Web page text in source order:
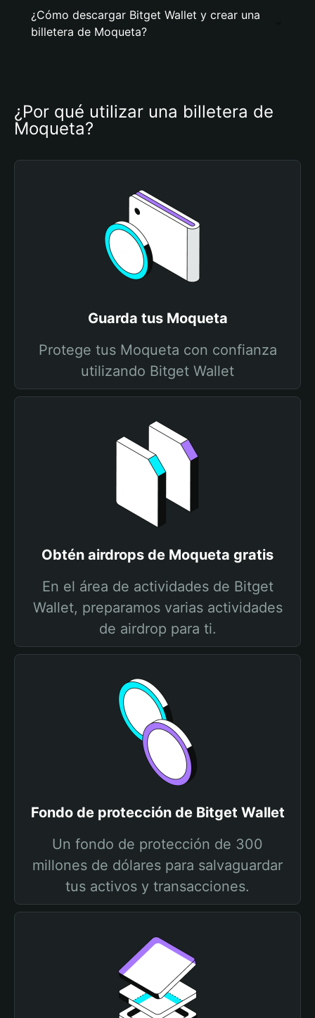
¿Cómo descargar Bitget Wallet y crear una
billetera de Moqueta?
¿Por qué utilizar una billetera de
Moqueta?
Guarda tus Moqueta
Protege tus Moqueta con confianza
utilizando Bitget Wallet
Obtén airdrops de Moqueta gratis
En el área de actividades de Bitget
Wallet, preparamos varias actividades
de airdrop para ti.
Fondo de protección de Bitget Wallet
Un fondo de protección de 300
millones de dólares para salvaguardar
tus activos y transacciones.